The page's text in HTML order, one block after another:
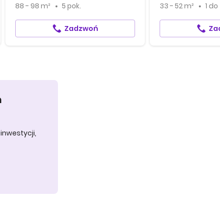
88 - 98 m² 5 pok.
Zadzwoń
33 - 52 m² 1 do